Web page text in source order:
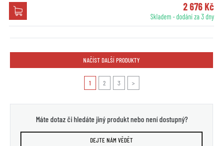
2 676 Kč
Skladem - dodání za 3 dny
NAČÍST DALŠÍ PRODUKTY
1 2 3 >
Máte dotaz či hledáte jiný produkt nebo není dostupný?
DEJTE NÁM VĚDĚT